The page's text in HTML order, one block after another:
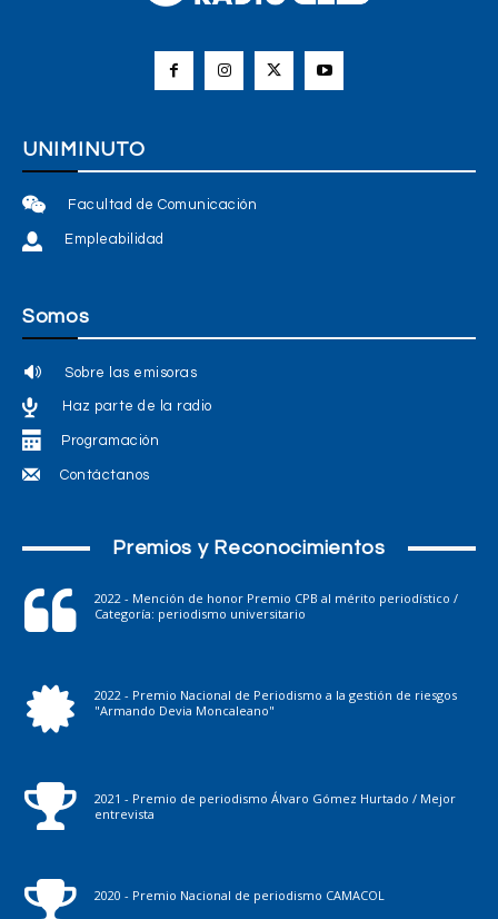
UNIMINUTO
Facultad de Comunicación
Empleabilidad
Somos
Sobre las emisoras
Haz parte de la radio
Programación
Contáctanos
Premios y Reconocimientos
2022 - Mención de honor Premio CPB al mérito periodístico /
Categoría: periodismo universitario
2022 - Premio Nacional de Periodismo a la gestión de riesgos
"Armando Devia Moncaleano"
2021 - Premio de periodismo Álvaro Gómez Hurtado / Mejor
entrevista
2020 - Premio Nacional de periodismo CAMACOL